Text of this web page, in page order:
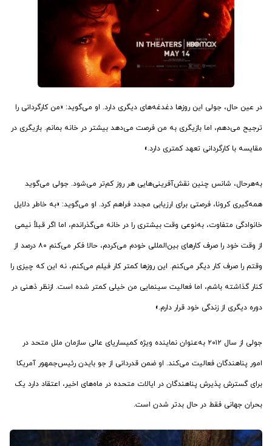
در عین حال، جولی این روزها دغدغه‌های دیگری دارد. او می‌گوید: «من کارگردانی را
ترجیح می‌دهم، اما بازیگری به من فرصت می‌دهد بیشتر در خانه بمانم. بازیگری در
مقایسه با کارگردانی تعهد کمتری دارد.»
به‌هر‌حال، شانس چنین نقش‌آفرینی‌هایی هر روز کم‌تر می‌شود. جولی می‌گوید
همه‌گیری کرونا، فرصتی برای ارزیابی مجدد فراهم کرد. او می‌گوید: «به خاطر دلایل
خانوادگی متفاوت، به‌نوعی وقت بیشتری را در خانه می‌گذراندم، اما اگر قبلاً نیمی
از وقت خود را صرف کارهای بین‌المللی خودم می‌کردم، حالا فکر می‌کنم ۸۰ درصد از
وقتم را صرف کار دیگر می‌کنم. این روزها کمتر کار فیلم می‌کنم، نه این که چیزی را
کنار گذاشته باشم، اما فعالیت سینمایی من خیلی کمتر شده است. ازنظر ذهنی در
دوره دیگری از زندگی خود قرار دارم.»
جولی از سال ۲۰۱۲ به‌عنوان نماینده ویژه کمیساریای عالی سازمان ملل متحد در
امور پناهندگان فعالیت می‌کند. او ضمن قدردانی از جو بایدن رئیس‌جمهور آمریکا
برای گسترش پذیرش پناهندگان در ایالات متحده در ماه‌های اخیر، اعتقاد دارد یک
بحران جهانی فقط در حال بدتر شدن است.